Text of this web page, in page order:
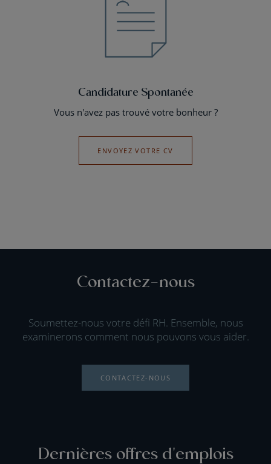
Candidature Spontanée
Vous n'avez pas trouvé votre bonheur ?
ENVOYEZ VOTRE CV
Contactez-nous
Soumettez-nous votre défi RH. Ensemble, nous
examinerons comment nous pouvons vous aider.
CONTACTEZ-NOUS
Dernières offres d'emplois